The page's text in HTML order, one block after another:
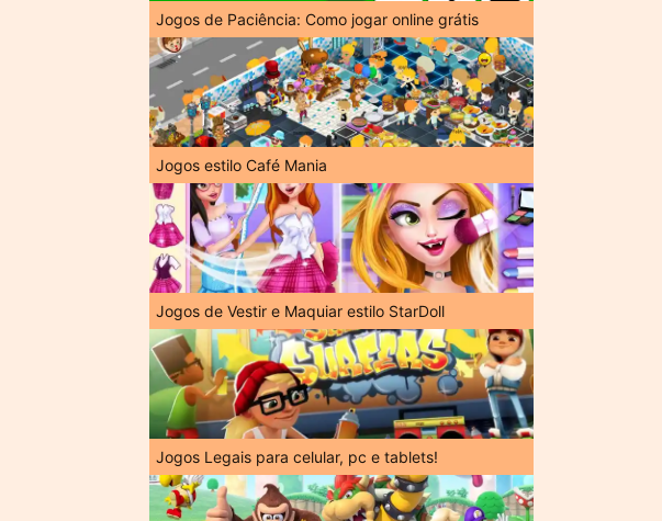
Jogos de Paciência: Como jogar online grátis
Jogos estilo Café Mania
Jogos de Vestir e Maquiar estilo StarDoll
Jogos Legais para celular, pc e tablets!